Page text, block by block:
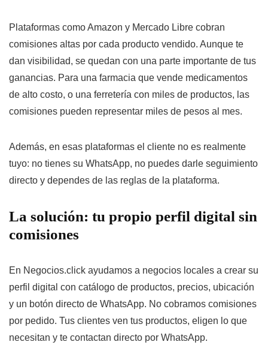
Plataformas como Amazon y Mercado Libre cobran
comisiones altas por cada producto vendido. Aunque te
dan visibilidad, se quedan con una parte importante de tus
ganancias. Para una farmacia que vende medicamentos
de alto costo, o una ferretería con miles de productos, las
comisiones pueden representar miles de pesos al mes.
Además, en esas plataformas el cliente no es realmente
tuyo: no tienes su WhatsApp, no puedes darle seguimiento
directo y dependes de las reglas de la plataforma.
La solución: tu propio perfil digital sin
comisiones
En Negocios.click ayudamos a negocios locales a crear su
perfil digital con catálogo de productos, precios, ubicación
y un botón directo de WhatsApp. No cobramos comisiones
por pedido. Tus clientes ven tus productos, eligen lo que
necesitan y te contactan directo por WhatsApp.